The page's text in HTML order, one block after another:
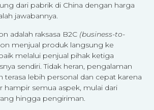
dari pabrik di China dengan harga
jawabannya.
adalah raksasa B2C (business-to-
menjual produk langsung ke
melalui penjual pihak ketiga
sendiri. Tidak heran, pengalaman
terasa lebih personal dan cepat karena
hampir semua aspek, mulai dari
hingga pengiriman.